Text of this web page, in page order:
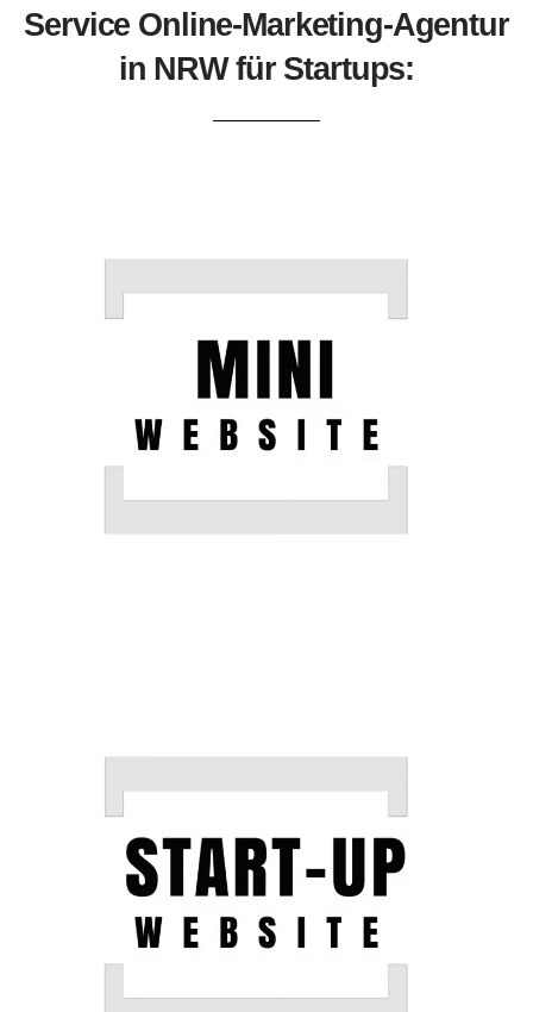
Service Online-Marketing-Agentur
in NRW für Startups: